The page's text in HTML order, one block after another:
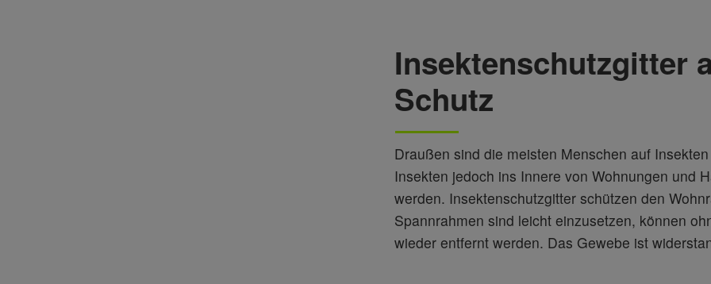
Insektenschutzgitter
Schutz
Draußen sind die meisten Menschen auf
Insekten jedoch ins Innere von Wohnungen und
werden. Insektenschutzgitter schützen den
Spannrahmen sind leicht einzusetzen, können
wieder entfernt werden. Das Gewebe ist